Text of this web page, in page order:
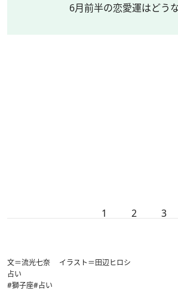
6月前半の恋愛運はどう
1 2 3
文＝流光七奈 イラスト＝田辺ヒロシ
占い
#獅子座#占い